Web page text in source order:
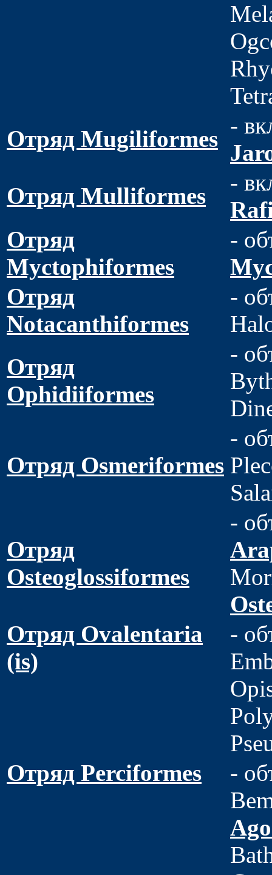
Отряд Mugiliformes
-
Отряд Mulliformes
-
Отряд
Myctophiformes
-
Отряд
Notacanthiformes
-
Отряд
Ophidiiformes
-
Отряд Osmeriformes
-
Отряд
Osteoglossiformes
-
Отряд Ovalentaria
(is)
-
Отряд Perciformes
-